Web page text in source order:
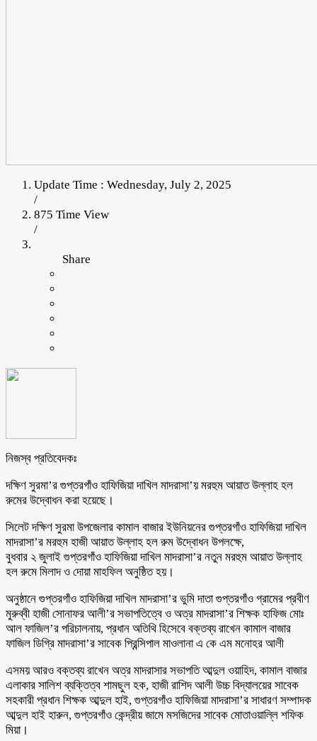
Update Time : Wednesday, July 2, 2025
/
875 Time View
/
Share
নিজস্ব প্রতিবেদকঃ
দক্ষিণ সুরমা’র গুপ্তরগাঁও হাফিজিয়া দাখিল মাদরাসা’য় মরহুম আয়াত উল্লাহ হল
রুমের উদ্বোধন করা হয়েছে।
সিলেট দক্ষিণ সুরমা উপজেলার কামাল বাজার ইউনিয়নের গুপ্তরগাঁও হাফিজিয়া দাখিল
মাদরাসা’র মরহুম হাজী আয়াত উল্লাহ হল রুম উদ্বোধন উপলক্ষে,
বুধবার ২ জুলাই গুপ্তরগাঁও হাফিজিয়া দাখিল মাদরাসা’র নতুন মরহুম আয়াত উল্লাহ
হল রুমে মিলাদ ও দোয়া মাহফিল অনুষ্ঠিত হয়।
অনুষ্ঠানে গুপ্তরগাঁও হাফিজিয়া দাখিল মাদরাসা’র ভুমি দাতা গুপ্তরগাঁও গ্রামের প্রবীণ
মুরুব্বী হাজী সোনাফর আলী’র সভাপতিত্বে ও অত্র মাদরাসা’র শিক্ষক হাফিজ মোঃ
আল ফাজিল’র পরিচালনায়, প্রধান অতিথি হিসেবে বক্তব্য রাখেন কামাল বাজার
ফাজিল ডিগ্রি মাদরাসা’র সাবেক প্রিন্সিপাল মাওলানা এ কে এম মনোহর আলী
এসময় আরও বক্তব্য রাখেন অত্র মাদরাসার সভাপতি আব্দুল ওয়াহিদ, কামাল বাজার
এলাকার সালিশ ব্যক্তিত্ব শামছুল হক, হাজী রাশিদ আলী উচ্চ বিদ্যালয়ের সাবেক
সহকারী প্রধান শিক্ষক আব্দুল হাই, গুপ্তরগাঁও হাফিজিয়া মাদরাসা’র সাধারণ সম্পাদক
আব্দুল হাই হারুন, গুপ্তরগাঁও কেন্দ্রীয় জামে মসজিদের সাবেক মোতাওয়াল্লি শফিক
মিয়া।